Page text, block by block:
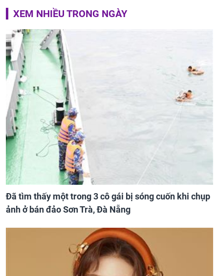
XEM NHIỀU TRONG NGÀY
Đã tìm thấy một trong 3 cô gái bị sóng cuốn khi chụp
ảnh ở bán đảo Sơn Trà, Đà Nẵng